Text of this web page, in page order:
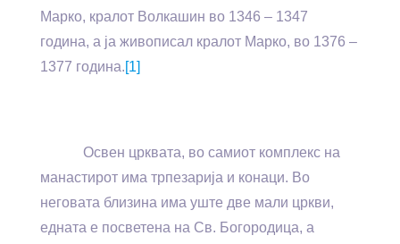
Марко, кралот Волкашин во 1346 – 1347
година, а ја живописал кралот Марко, во 1376 –
1377 година.[1]
Освен црквата, во самиот комплекс на
манастирот има трпезарија и конаци. Во
неговата близина има уште две мали цркви,
едната е посветена на Св. Богородица, а